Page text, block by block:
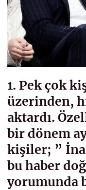
1. Pek çok
üzerinden,
aktardı.
bir dönem
kişiler; ”
bu haber
yorumunda